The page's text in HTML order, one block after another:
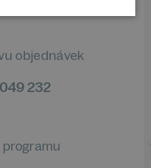
objednávek
232